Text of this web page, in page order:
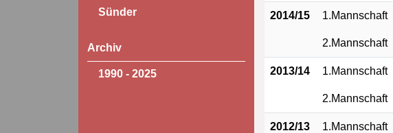
Sünder
Archiv
1990 - 2025
2014/15 1.Mannschaft
2.Mannschaft
2013/14 1.Mannschaft
2.Mannschaft
2012/13 1.Mannschaft